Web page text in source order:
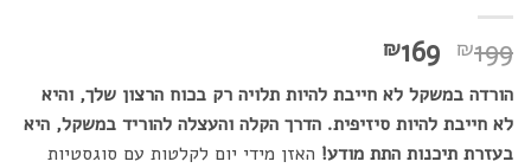
₪199 המחיר
המקורי
היה:
₪199.
₪169 המחיר
הנוכחי
הוא:
₪169.
הורדה במשקל לא חייבת להיות תלויה רק בכוח הרצון שלך, והיא
לא חייבת להיות סיזיפית. הדרך הקלה והעצלה להוריד במשקל, היא
בעזרת תיכנות התת מודע! האזן מידי יום לקלטות עם סוגסטיות